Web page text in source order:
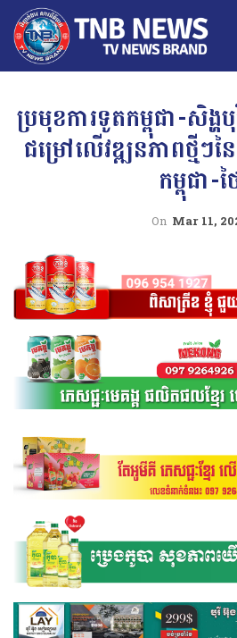
ប្រមុខការទូតកម្ពុជា-សិង្
ជម្រៅលើវឌ្ឍនភាពថ្មីៗន
កម្ពុជា-
On Mar 11,